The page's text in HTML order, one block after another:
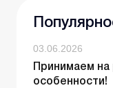
03.06.2026
Принимаем
особенности!